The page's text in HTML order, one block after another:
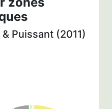
Puissant (2011)